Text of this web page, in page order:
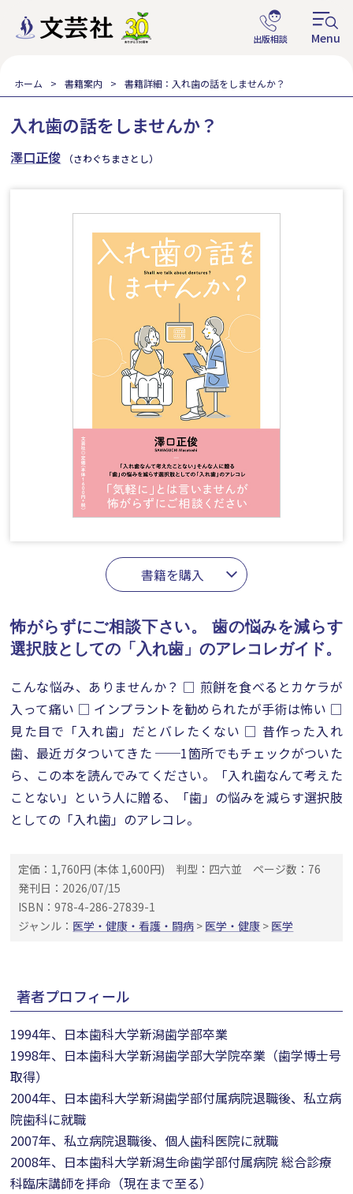
ホーム 書籍案内 書籍詳細：入れ歯の話をしませんか？
入れ歯の話をしませんか？
澤口正俊 （さわぐちまさとし）
書籍を購入
怖がらずにご相談下さい。
歯の悩みを減らす
選択肢としての「入れ歯」のアレコレガイド。
こんな悩み、ありませんか？ □ 煎餅を食べるとカケラが
入って痛い □ インプラントを勧められたが手術は怖い □
見た目で「入れ歯」だとバレたくない □ 昔作った入れ
歯、最近ガタついてきた ──1箇所でもチェックがついた
ら、この本を読んでみてください。「入れ歯なんて考えた
ことない」という人に贈る、「歯」の悩みを減らす選択肢
としての「入れ歯」のアレコレ。
定価：1,760円 (本体 1,600円) 判型：四六並
ページ数：76
発刊日：2026/07/15
ISBN：978-4-286-27839-1
ジャンル： 医学・健康・看護・闘病 > 医学・健康 > 医学
著者プロフィール
1994年、日本歯科大学新潟歯学部卒業
1998年、日本歯科大学新潟歯学部大学院卒業（歯学博士号
取得）
2004年、日本歯科大学新潟歯学部付属病院退職後、私立病
院歯科に就職
2007年、私立病院退職後、個人歯科医院に就職
2008年、日本歯科大学新潟生命歯学部付属病院 総合診療
科臨床講師を拝命（現在まで至る）